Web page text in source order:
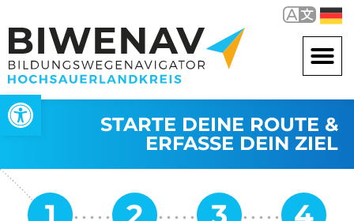
Werkzeugleiste öffnen
STARTE DEINE ROUTE &
ERFASSE DEIN ZIEL